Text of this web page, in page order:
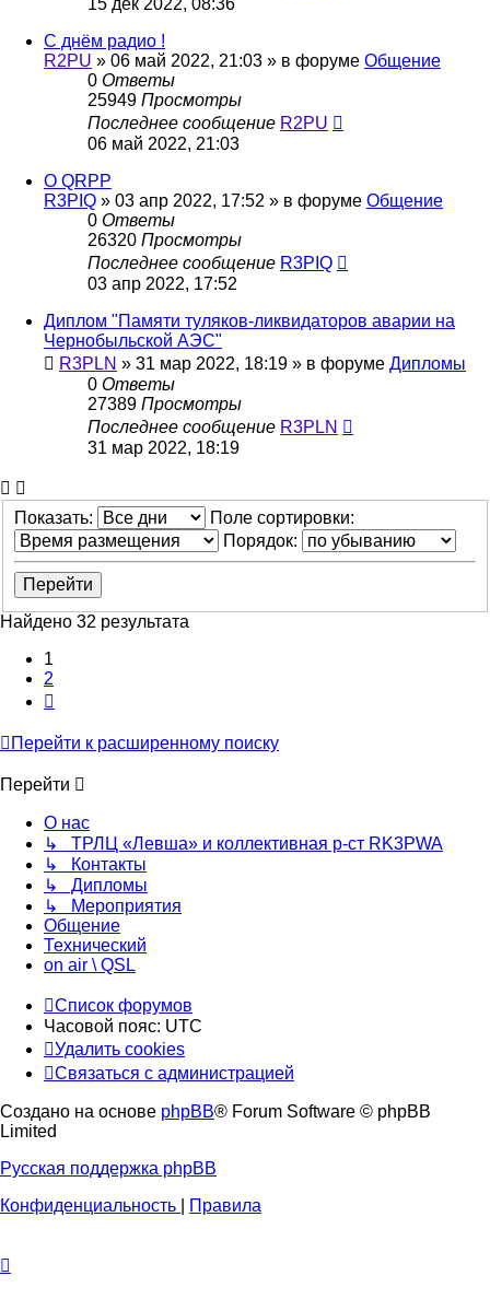
С днём радио !
R2PU » 06 май 2022, 21:03 » в форуме Общение
0 Ответы
25949 Просмотры
Последнее сообщение R2PU
06 май 2022, 21:03
О QRPP
R3PIQ » 03 апр 2022, 17:52 » в форуме Общение
0 Ответы
26320 Просмотры
Последнее сообщение R3PIQ
03 апр 2022, 17:52
Диплом "Памяти туляков-ликвидаторов аварии на
Чернобыльской АЭС"
R3PLN » 31 мар 2022, 18:19 » в форуме Дипломы
0 Ответы
27389 Просмотры
Последнее сообщение R3PLN
31 мар 2022, 18:19
Показать:
Поле сортировки:
Порядок:
Найдено 32 результата
1
2
Перейти к расширенному поиску
Перейти
О нас
↳ ТРЛЦ «Левша» и коллективная р-ст RK3PWA
↳ Контакты
↳ Дипломы
↳ Мероприятия
Общение
Технический
on air \ QSL
Список форумов
Часовой пояс: UTC
Удалить cookies
Связаться с администрацией
Создано на основе phpBB® Forum Software © phpBB
Limited
Русская поддержка phpBB
Конфиденциальность
Правила